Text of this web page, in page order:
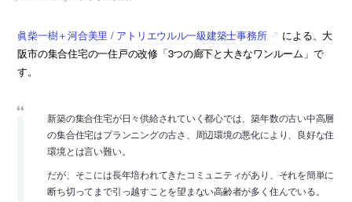
眞柴一樹＋河合美里 / アトリエウルル一級建築士事務所
による、大
阪市の集合住宅の一住戸の改修「3つの廊下と大きなワンルーム」で
す。
新築の集合住宅が日々供給されていく都心では、築年数の古い中高層
の集合住宅はプランニングの古さ、周辺環境の悪化により、良好な住
環境とは言い難い。
だが、そこには長年培われてきたコミュニティがあり、それを簡単に
断ち切ってまで引っ越すことを望まない高齢者が多く住んでいる。